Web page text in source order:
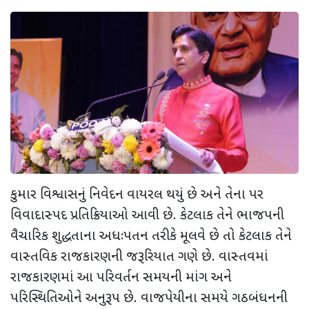
કુમાર વિશ્વાસનું નિવેદન વાયરલ થયું છે અને તેના પર
વિવાદાસ્પદ પ્રતિક્રિયાઓ આવી છે. કેટલાક તેને ભાજપની
વૈચારિક શુદ્ધતાના અધઃપતન તરીકે મૂલવે છે તો કેટલાક તેને
વાસ્તવિક રાજકારણની જરૂરિયાત ગણે છે. વાસ્તવમાં
રાજકારણમાં આ પરિવર્તન સમયની માંગ અને
પરિસ્થિતિઓને અનુરૂપ છે. વાજપેયીના સમયે ગઠબંધનની